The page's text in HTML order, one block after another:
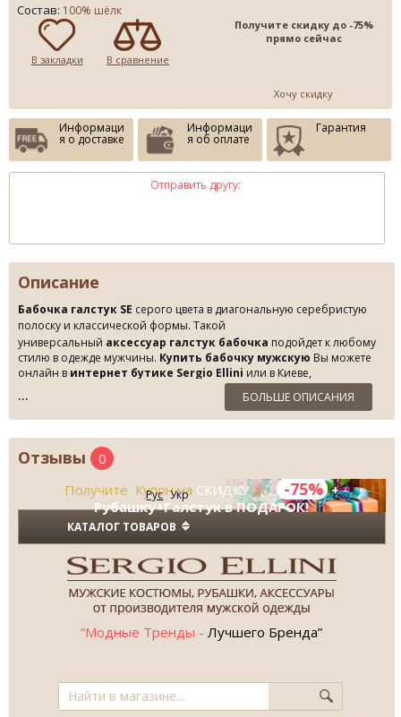
Состав: 100% шёлк
Получите скидку до -75%
прямо сейчас
Хочу скидку
В закладки В сравнение
Информаци
я о доставке
Информаци
я об оплате
Гарантия
Отправить другу:
Описание
Бабочка галстук SE серого цвета в диагональную серебристую
полоску и классической формы. Такой
универсальный аксессуар галстук бабочка подойдет к любому
стилю в одежде мужчины. Купить бабочку мужскую Вы можете
онлайн в интернет бутике Sergio Ellini или в Киеве,
Бутик Fashion Wear.У нас Вы найдете
бабочки самых разных форм и цветов. СУПЕР ЦЕНЫ!БОЛЬШЕ ОПИСАНИЯ
Отзывы
0
Получите Купон на СКИДКУдо -75% +
Рубашку+Галстук в ПОДАРОК!
Рус Укр
КАТАЛОГ ТОВАРОВ
“Модные Тренды - Лучшего Бренда”